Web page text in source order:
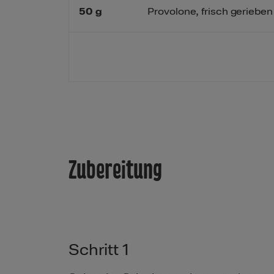
50 g Provolone, frisch gerieben
Zubereitung
Schritt 1